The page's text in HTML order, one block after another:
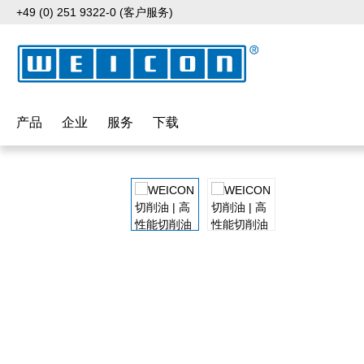
to main content
Skip to search
Skip to main navigation
+49 (0) 251 9322-0 (客户服务)
产品 企业 服务 下载